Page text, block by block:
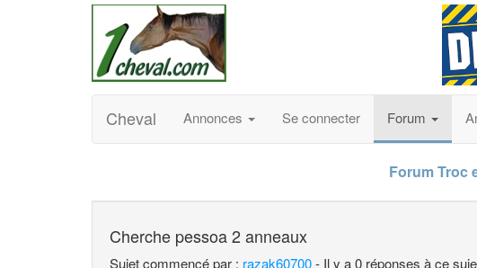
Cheval Annonces Se connecter Forum
Forum Troc
Cherche pessoa 2 anneaux
Sujet commencé par : razak60700- Il y a 0 réponses à ce